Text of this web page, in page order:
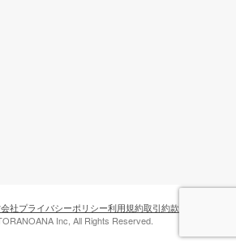
社プライバシーポリシー利用規約取引約款
Inc, All Rights Reserved.